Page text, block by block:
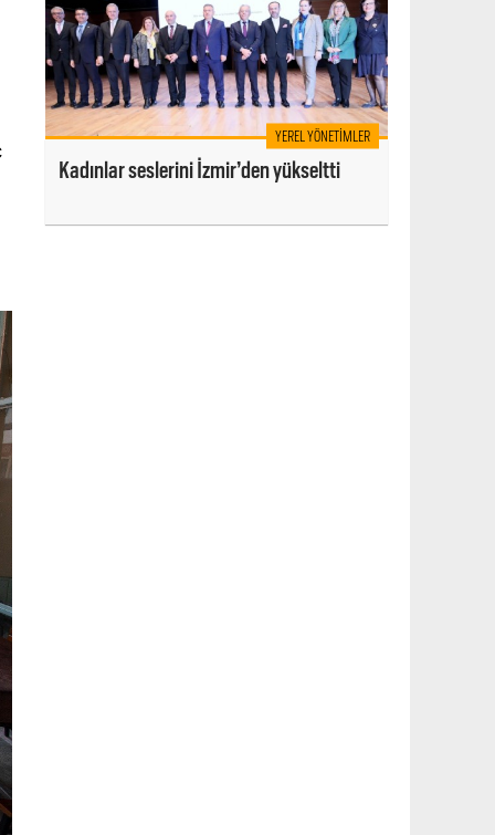
YEREL YÖNETIMLER
Kadınlar seslerini İzmir’den yükseltti